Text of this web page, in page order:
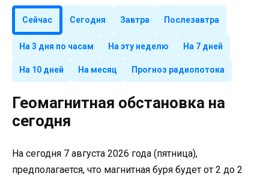
Сейчас Сегодня Завтра Послезавтра
На 3 дня по часам На эту неделю На 7 дней
На 10 дней На месяц Прогноз радиопотока
Геомагнитная обстановка на
сегодня
На сегодня 7 августа 2026 года (пятница),
предполагается, что магнитная буря будет от 2 до 2